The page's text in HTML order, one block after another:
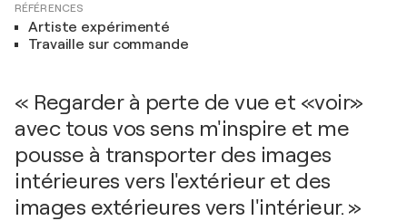
RÉFÉRENCES
Artiste expérimenté
Travaille sur commande
« Regarder à perte de vue et «voir»
avec tous vos sens m'inspire et me
pousse à transporter des images
intérieures vers l'extérieur et des
images extérieures vers l'intérieur. »